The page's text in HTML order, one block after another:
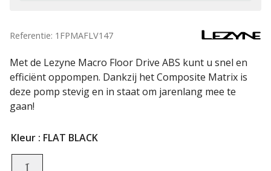
Referentie: 1FPMAFLV147
Met de Lezyne Macro Floor Drive ABS kunt u snel en
efficiënt oppompen. Dankzij het Composite Matrix is
deze pomp stevig en in staat om jarenlang mee te
gaan!
Kleur : FLAT BLACK